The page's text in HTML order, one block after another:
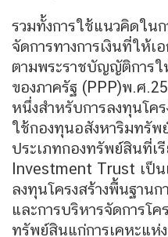
รวมทั้งการใช้แนวคิดใน
จัดการทางการเงินที่ให้
ตามพระราชบัญญัติการใ
ของภาครัฐ (PPP)พ.ศ
หนึ่งสำหรับการลงทุนโค
ใช้กองทุนอสังหาริมทรัพ
ประเภทกองทรัพย์สินที่เ
Investment Trust เป็น
ลงทุนโครงสร้างพื้นฐาน
และการบริหารจัดการโค
ทรัพย์สินแก่การเคหะแห่